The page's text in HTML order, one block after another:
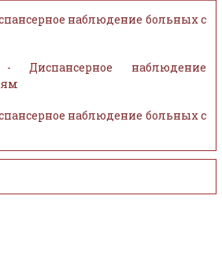
наблюдение больных с
наблюдение
наблюдение больных с